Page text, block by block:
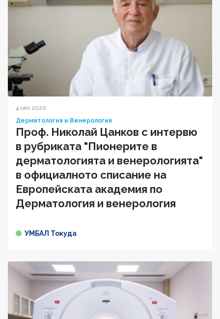
4 сеп 2020
Дерматология и Венерология
Проф. Николай Цанков с интервю
в рубриката "Пионерите в
дерматологията и венерологията"
в официалното списание на
Европейската академия по
Дерматология и венерология
УМБАЛ Токуда